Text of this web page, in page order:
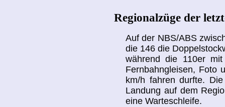
Regionalzüge der
Auf der NBS/ABS
die 146 die
während die 110er
Fernbahngleisen, Foto
km/h fahren durfte.
Landung auf dem
eine Warteschleife.